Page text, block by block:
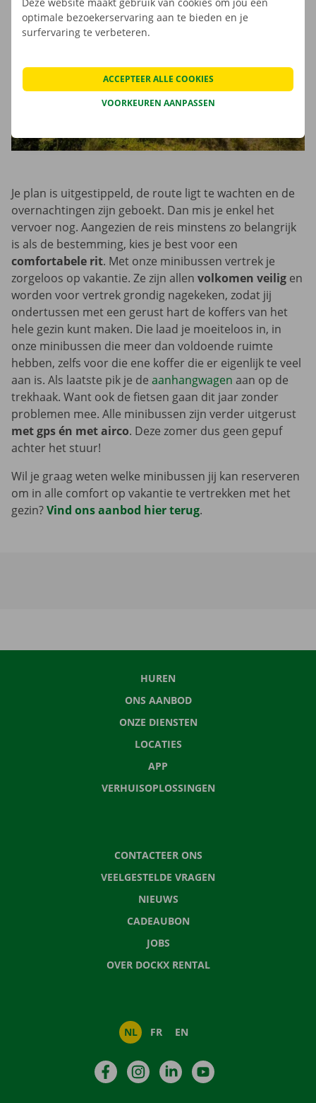
Je plan is uitgestippeld, de route ligt te wachten en de
overnachtingen zijn geboekt. Dan mis je enkel het
vervoer nog. Aangezien de reis minstens zo belangrijk
is als de bestemming, kies je best voor een
comfortabele rit. Met onze minibussen vertrek je
zorgeloos op vakantie. Ze zijn allen volkomen veilig en
worden voor vertrek grondig nagekeken, zodat jij
ondertussen met een gerust hart de koffers van het
hele gezin kunt maken. Die laad je moeiteloos in, in
onze minibussen die meer dan voldoende ruimte
hebben, zelfs voor die ene koffer die er eigenlijk te veel
aan is. Als laatste pik je de aanhangwagen aan op de
trekhaak. Want ook de fietsen gaan dit jaar zonder
problemen mee. Alle minibussen zijn verder uitgerust
met gps én met airco. Deze zomer dus geen gepuf
achter het stuur!
Wil je graag weten welke minibussen jij kan reserveren
om in alle comfort op vakantie te vertrekken met het
gezin?Vind ons aanbod hier terug.
HUREN
ONS AANBOD
ONZE DIENSTEN
LOCATIES
APP
VERHUISOPLOSSINGEN
CONTACTEER ONS
VEELGESTELDE VRAGEN
NIEUWS
CADEAUBON
JOBS
OVER DOCKX RENTAL
NL FR EN
FacebookInstagramLinkedIn
optimale bezoekerservaring aan te bieden en je
surfervaring te verbeteren.
VOORKEUREN AANPASSEN
ACCEPTEER ALLE COOKIES